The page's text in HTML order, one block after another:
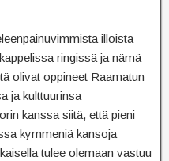
illoista
ringissä ja nämä
olivat oppineet Raamatun
ja kulttuurinsa
kanssa siitä, että pieni
kymmeniä kansoja
tulee olemaan vastuu